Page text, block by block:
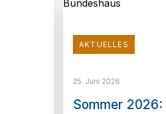
AKTUELLES
25. Juni 2026
Sommer